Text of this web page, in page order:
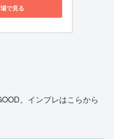
で見る
。インプレはこらから